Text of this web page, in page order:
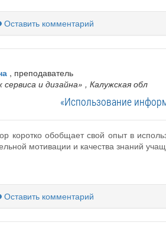
Оставить комментарий
, преподаватель
и дизайна» , Калужская обл
«Использование
коротко обобщает свой опыт в
мотивации и качества знаний
Оставить комментарий